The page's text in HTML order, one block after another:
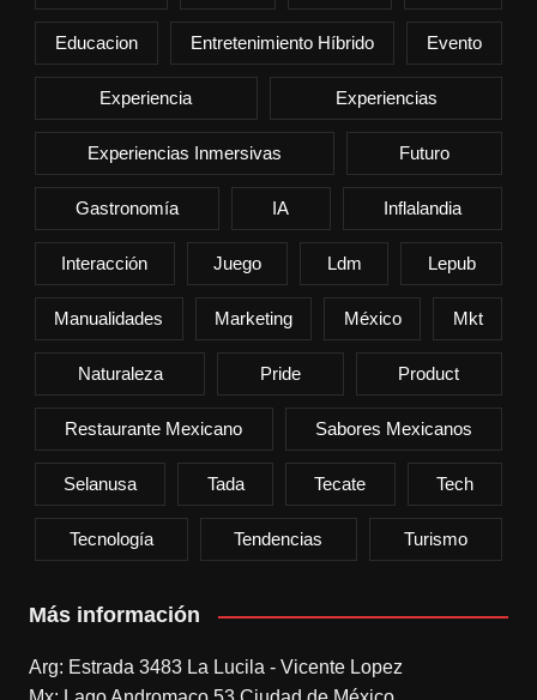
Educacion Entretenimiento Híbrido Evento
Experiencia Experiencias
Experiencias Inmersivas Futuro
Gastronomía IA Inflalandia
Interacción Juego Ldm Lepub
Manualidades Marketing México Mkt
Naturaleza Pride Product
Restaurante Mexicano Sabores Mexicanos
Selanusa Tada Tecate Tech
Tecnología Tendencias Turismo
Más información
Arg: Estrada 3483 La Lucila - Vicente Lopez